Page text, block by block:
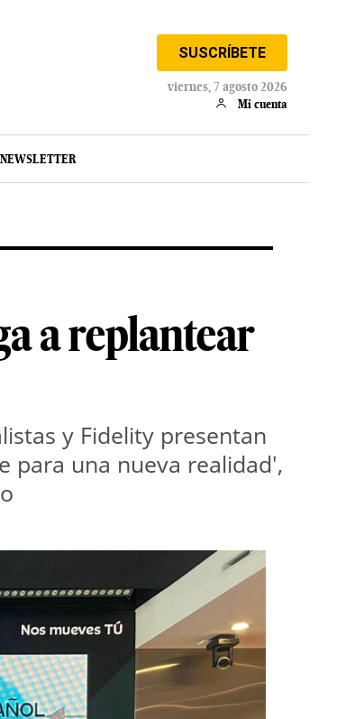
SUSCRÍBETE
viernes, 7 agosto 2026
Mi cuenta
NEWSLETTER
a replantear
y Fidelity presentan
para una nueva realidad',